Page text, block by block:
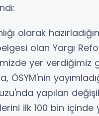
olarak
olan Yargı
yer verdiğimiz
ÖSYM'nin
yapılan
ilk 100 bin içinde